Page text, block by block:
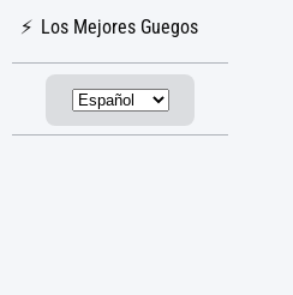
Los Mejores Guegos